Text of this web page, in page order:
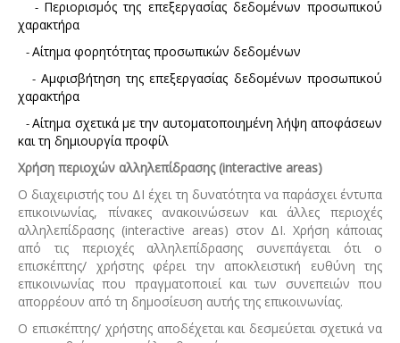
- Περιορισμός της επεξεργασίας δεδομένων προσωπικού
χαρακτήρα
-Αίτημα φορητότητας προσωπικών δεδομένων
- Αμφισβήτηση της επεξεργασίας δεδομένων προσωπικού
χαρακτήρα
-Αίτημα σχετικά με την αυτοματοποιημένη λήψη αποφάσεων
και τη δημιουργία προφίλ
Χρήση περιοχών αλληλεπίδρασης (interactive areas)
Ο διαχειριστής του ΔΙ έχει τη δυνατότητα να παράσχει έντυπα
επικοινωνίας, πίνακες ανακοινώσεων και άλλες περιοχές
αλληλεπίδρασης (interactive areas) στον ΔΙ. Χρήση κάποιας
από τις περιοχές αλληλεπίδρασης συνεπάγεται ότι ο
επισκέπτης/ χρήστης φέρει την αποκλειστική ευθύνη της
επικοινωνίας που πραγματοποιεί και των συνεπειών που
απορρέουν από τη δημοσίευση αυτής της επικοινωνίας.
Ο επισκέπτης/ χρήστης αποδέχεται και δεσμεύεται σχετικά να